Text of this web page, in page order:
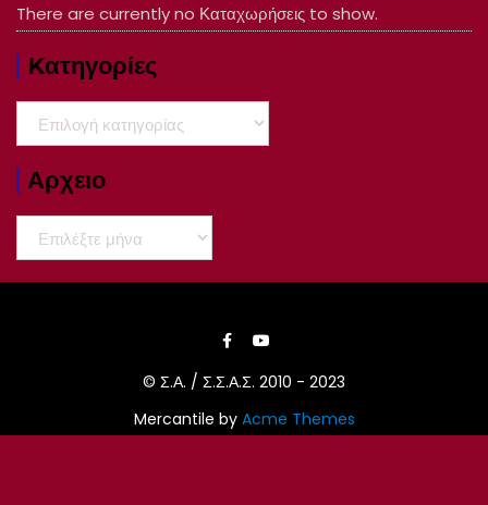
There are currently no Καταχωρήσεις to show.
Kατηγορίες
Αρχειο
© Σ.Α. / Σ.Σ.Α.Σ. 2010 - 2023
Mercantile by Acme Themes